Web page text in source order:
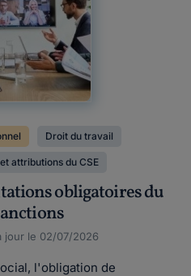
Droit du travail
attributions du CSE
obligatoires du
jour le 02/07/2026
l'obligation de